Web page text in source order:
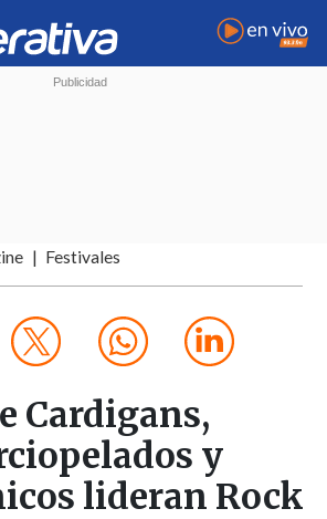
Festivales
Cardigans,
y
lideran Rock